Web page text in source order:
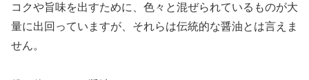
コクや旨味を出すために、色々と混ぜられているものが大
量に出回っていますが、それらは伝統的な醤油とは言えま
せん。